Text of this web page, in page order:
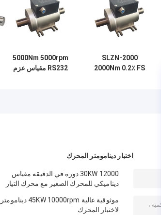
SLZN-2000
2000Nm 0.2٪ FS
5000Nm 5000rpm
RS232 مقياس عزم
اختبار دينامومتر المحرك
30KW 12000 دورة في الدقيقة مقياس
ديناميكي للمحرك الصغير مع محرك التيار
موثوقية عالية 45KW 10000rpm دينامومتر
لاختبار المحرك